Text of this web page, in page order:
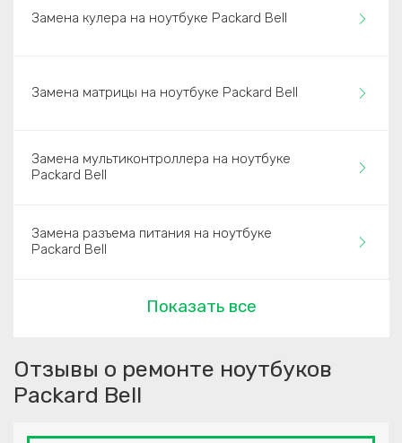
Замена кулера на ноутбуке Packard Bell
Замена матрицы на ноутбуке Packard Bell
Замена мультиконтроллера на ноутбуке
Packard Bell
Замена разъема питания на ноутбуке
Packard Bell
Показать все
Отзывы о ремонте ноутбуков
Packard Bell